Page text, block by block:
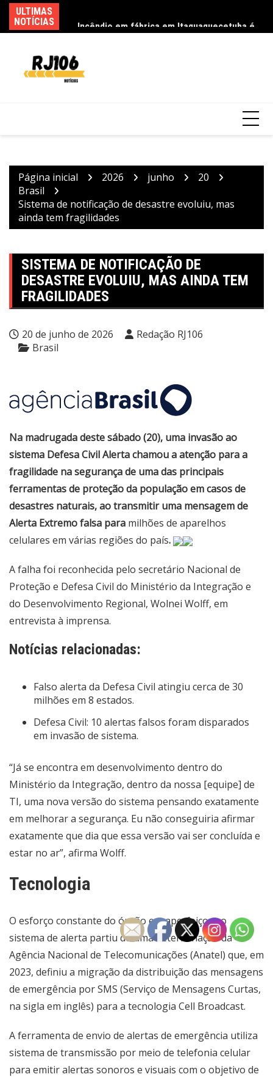
para
o
ULTIMAS
NOTÍCIAS
extinto após 33 horas
Página inicial 2026 junho
20
Brasil
Sistema de notificação de desastre evoluiu, mas
ainda tem fragilidades
SISTEMA DE NOTIFICAÇÃO DE
DESASTRE EVOLUIU, MAS AINDA TEM
FRAGILIDADES
20 de junho de 2026
Redação RJ106
Brasil
Na madrugada deste sábado (20), uma invasão ao
sistema Defesa Civil Alerta chamou a atenção para a
fragilidade na segurança de uma das principais
ferramentas de proteção da população em casos de
desastres naturais, ao transmitir uma mensagem de
Alerta Extremo falsa para milhões de aparelhos
celulares em várias regiões do país.
A falha foi reconhecida pelo secretário Nacional de
Proteção e Defesa Civil do Ministério da Integração e
do Desenvolvimento Regional, Wolnei Wolff, em
entrevista à imprensa.
Notícias relacionadas:
Falso alerta da Defesa Civil atingiu cerca de 30
milhões em 8 estados.
Defesa Civil: 10 alertas falsos foram disparados
em invasão de sistema.
“Já se encontra em desenvolvimento dentro do
Ministério da Integração, dentro da nossa [equipe] de
TI, uma nova versão do sistema pensando exatamente
em melhorar a segurança. Eu não conseguiria afirmar
exatamente que dia que essa versão vai ser concluída e
estar no ar”, afirma Wolff.
Tecnologia
O esforço constante do órgão em aperfeiçoar o
sistema de alerta partiu de uma determinação da
Agência Nacional de Telecomunicações (Anatel) que, em
2023, definiu a migração da distribuição das mensagens
de emergência por SMS (Serviço de Mensagens Curtas,
na sigla em inglês) para a tecnologia Cell Broadcast.
A ferramenta de envio de alertas de emergência utiliza
sistema de transmissão por meio de telefonia celular
para emitir alertas sonoros e visuais com o objetivo de